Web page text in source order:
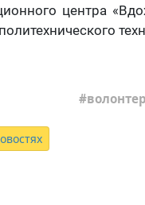
центра